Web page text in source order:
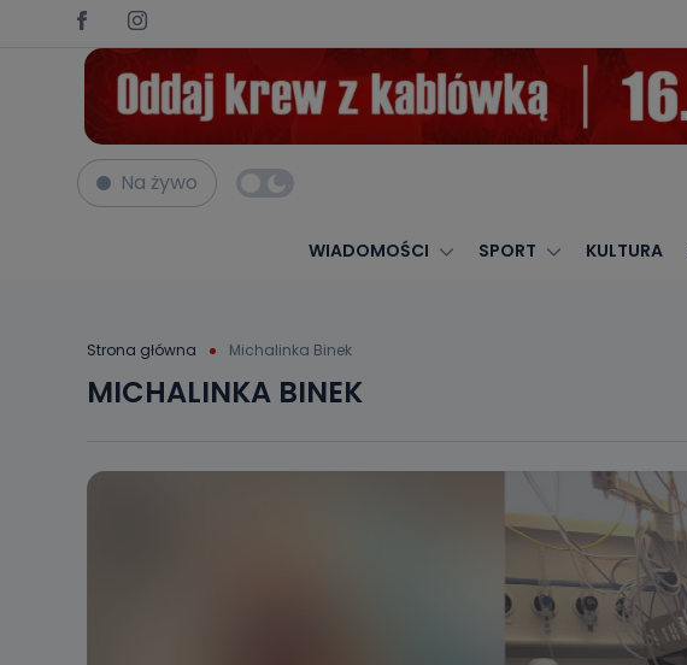
Na żywo
WIADOMOŚCI SPORT KULTURA
Strona główna Michalinka Binek
MICHALINKA BINEK